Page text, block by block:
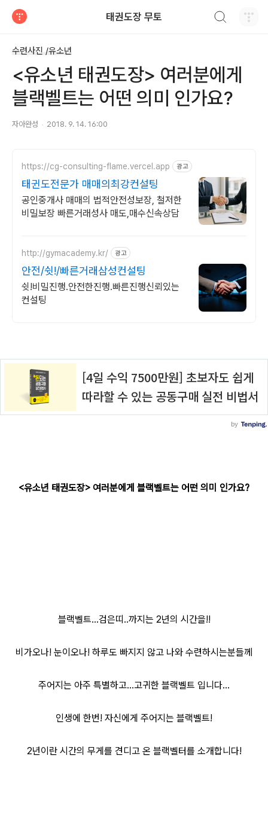
태권도장 무토
수련사진 /유소년
<유소년 태권도장> 여러분에게
블랙벨트는 어떤 의미 인가요?
자아완성 2018. 9. 14. 16:00
https://cg-consulting-flame.vercel.app 광고
태귄도전문가 매매의최강컨설팅
공인중개사 매매의 법적안전성보장, 철저한
비밀보장 빠른거래성사 매도,매수신속상담
http://gymacademy.kr/ 광고
안전/쉿!/빠른거래삼성컨설팅
쉿!비밀진행.안전한진행.빠른진행신뢰있는
컨설팅
<유소년 태권도장> 여러분에게 블랙벨트는 어떤 의미 인가요?
블랙벨트...검은띠..까지는 2년의 시간을!!
비가오나! 눈이오나! 하루도 빠지지 않고 나와 수련하시는분들께
주어지는 아주 특별하고...고귀한 블랙벨트 입니다...
인생에 한번! 자신에게 주어지는 블랙벨트!
2년이란 시간의 무게를 견디고 온 블랙벨터를 소개합니다!